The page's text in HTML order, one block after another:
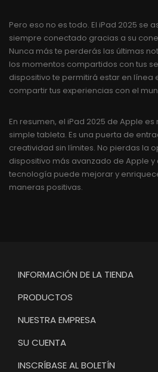
Pero eso no es todo. El iPad 2025 se
siempre conectado gracias a su
Nunca más te perderás las últimas
los momentos compartidos con tus
dispositivo te permitirá estar en línea
compartir tus experiencias con el
En resumen, el iPad 2025 de Apple
simple tableta. Es una puerta de
creatividad sin límites. No pierdas la
dispositivo más avanzado de Apple
tecnología puede mejorar y
maneras positivas.
INFORMACIÓN DE LA TIENDA
PRODUCTOS
NUESTRA EMPRESA
SU CUENTA
INSCRÍBASE AL BOLETÍN